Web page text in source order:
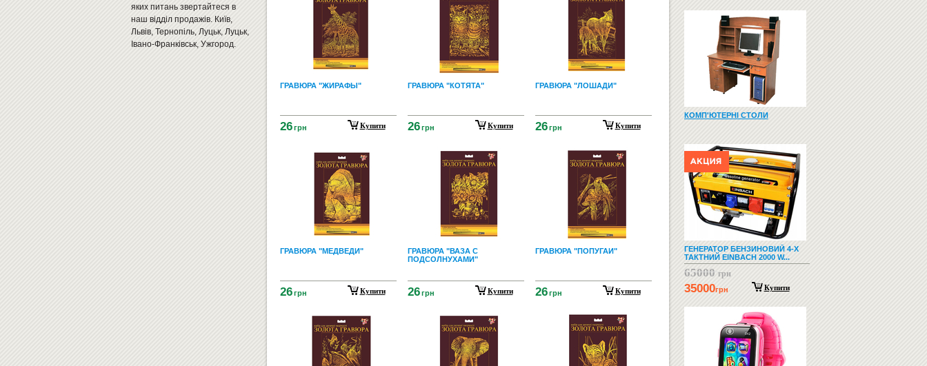
яких питань звертайтеся в
наш відділ продажів. Київ,
Львів, Тернопіль, Луцьк, Луцьк,
Івано-Франківськ, Ужгород.
ГРАВЮРА "ЖИРАФЫ"
26 грн Купити
ГРАВЮРА "КОТЯТА"
26 грн Купити
ГРАВЮРА "ЛОШАДИ"
26 грн Купити
ГРАВЮРА "МЕДВЕДИ"
26 грн Купити
ГРАВЮРА "ВАЗА С
ПОДСОЛНУХАМИ"
26 грн Купити
ГРАВЮРА "ПОПУГАИ"
26 грн Купити
КОМП'ЮТЕРНІ СТОЛИ
ГЕНЕРАТОР БЕНЗИНОВИЙ 4-Х
ТАКТНИЙ EINBACH 2000 W...
65000 грн
35000грн Купити